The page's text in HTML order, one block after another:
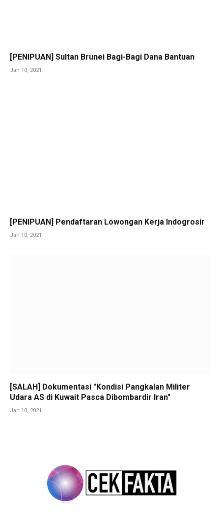
[PENIPUAN] Sultan Brunei Bagi-Bagi Dana Bantuan
Jan 10, 2021
[PENIPUAN] Pendaftaran Lowongan Kerja Indogrosir
Jan 10, 2021
[SALAH] Dokumentasi "Kondisi Pangkalan Militer
Udara AS di Kuwait Pasca Dibombardir Iran"
Jan 10, 2021